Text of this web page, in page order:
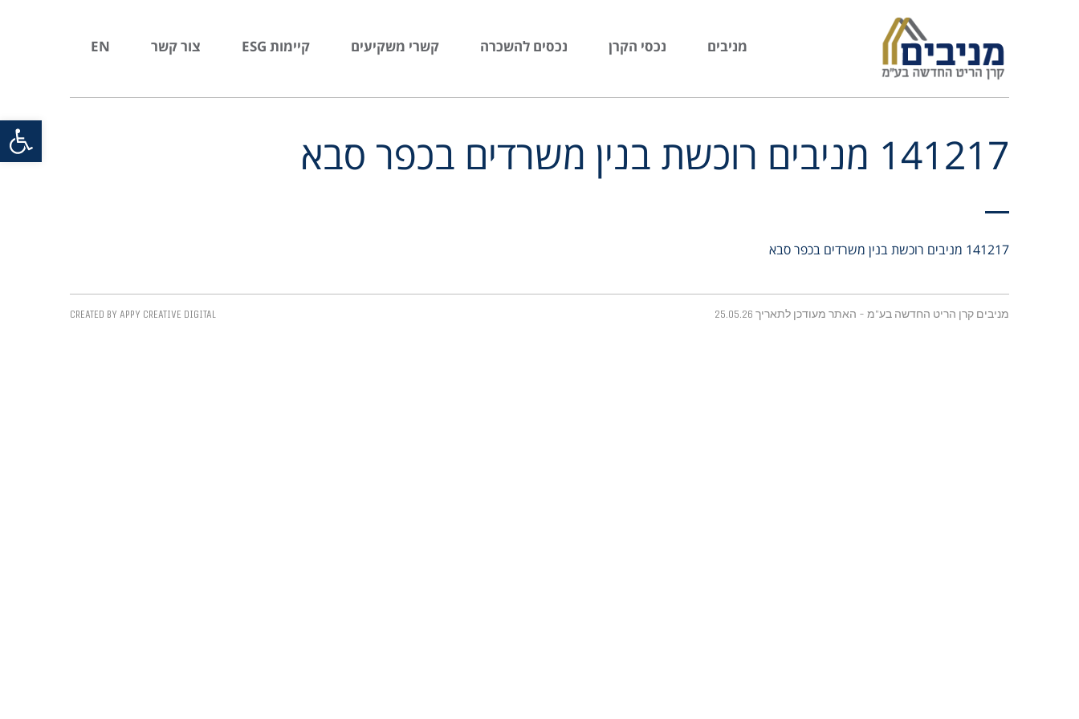
פתח
מניבים נכסי הקרן נכסים להשכרה קשרי משקיעים קיימות ESG צור קשר EN
141217 מניבים רוכשת בנין משרדים בכפר סבא
141217 מניבים רוכשת בנין משרדים בכפר סבא
מניבים קרן הריט החדשה בע"מ - האתר מעודכן לתאריך 25.05.26 CREATED BY APPY CREATIVE DIGITAL